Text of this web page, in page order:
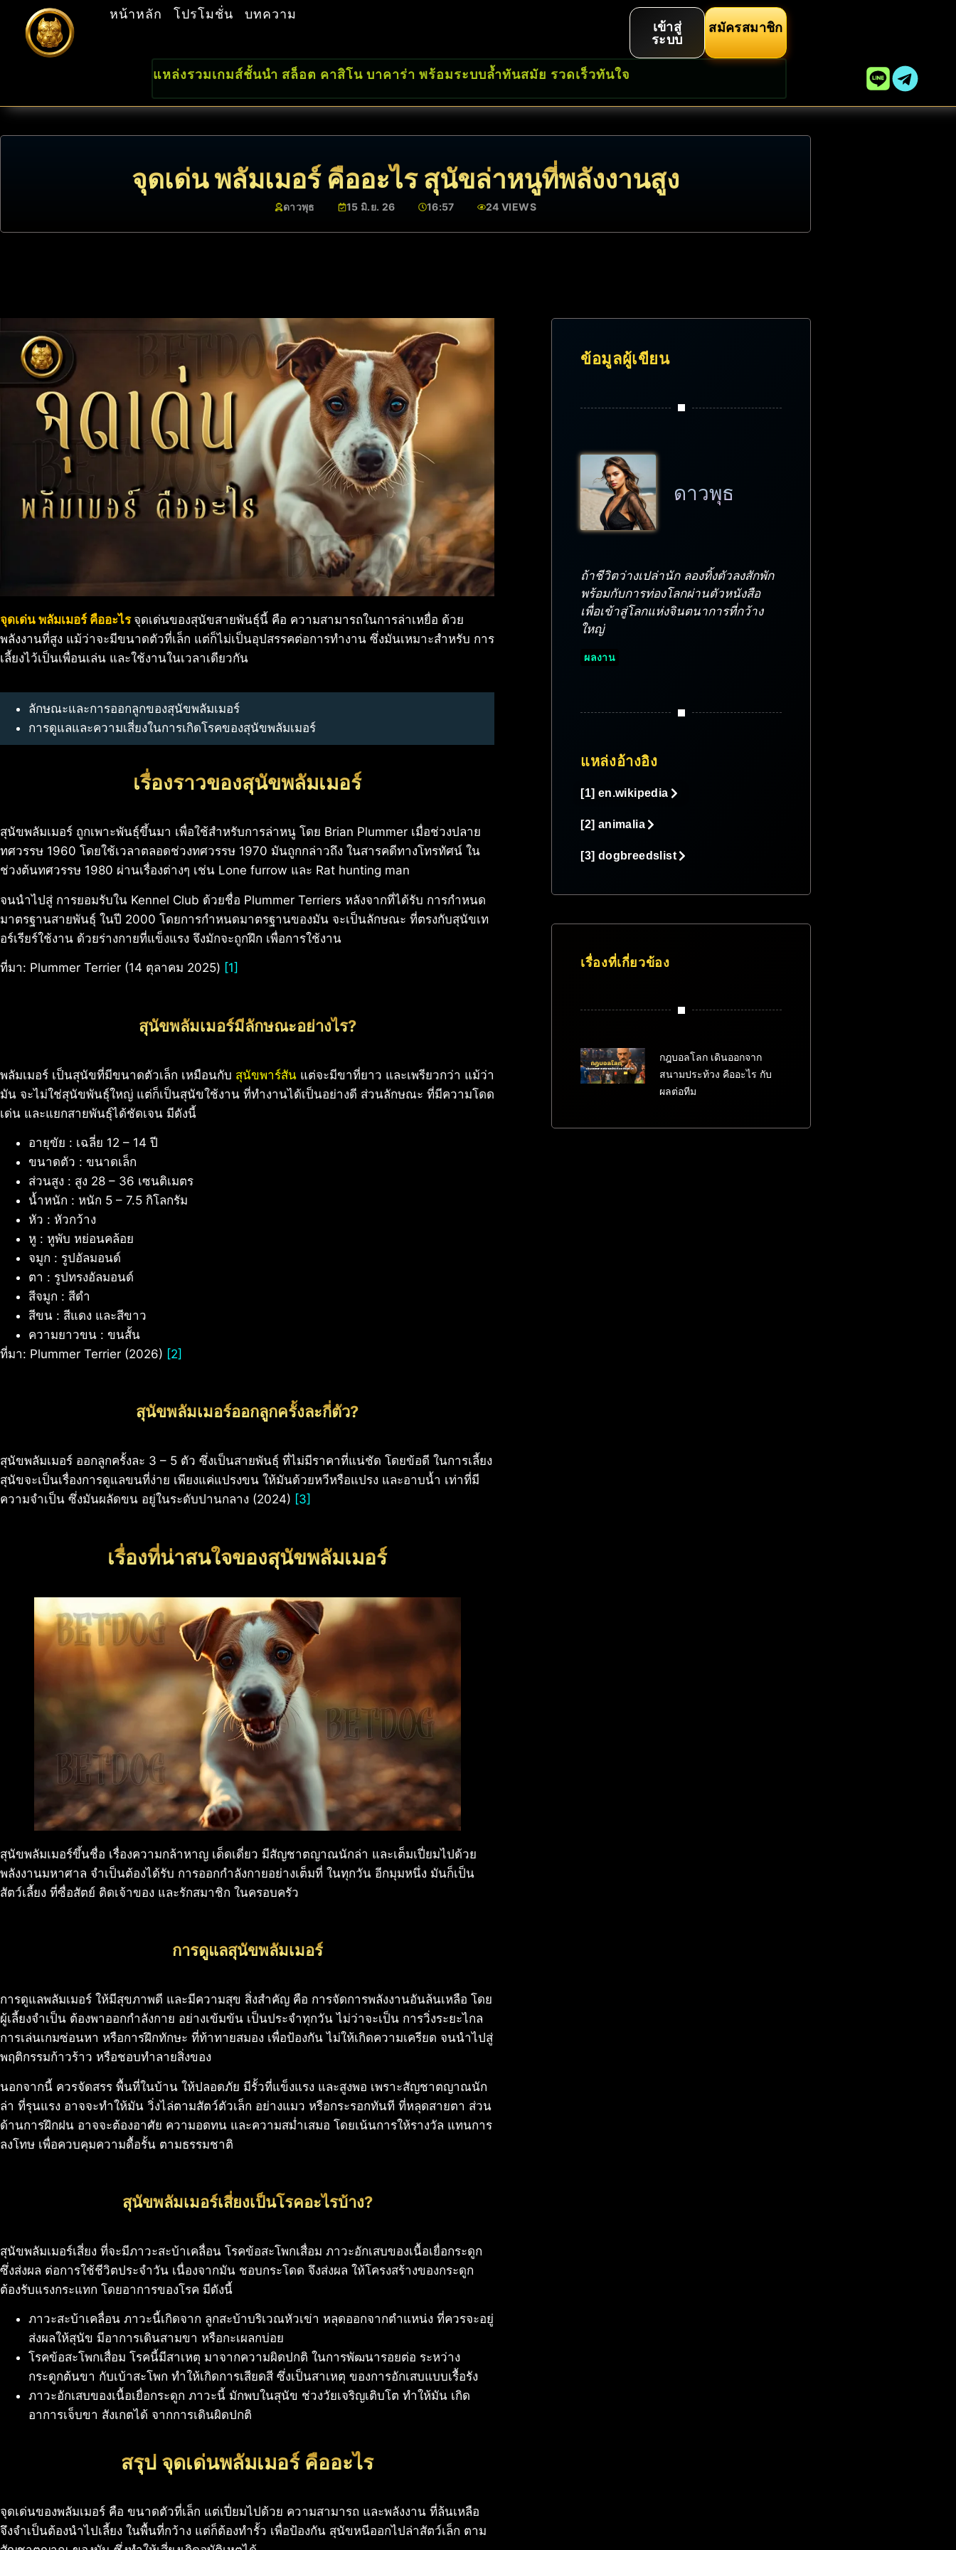
หน้าหลัก โปรโมชั่น บทความ
เข้าสู่
ระบบ
สมัครสมาชิก
แหล่งรวมเกมส์ชั้นนำ สล็อต คาสิโน บาคาร่า พร้อมระบบล้ำทันสมัย รวดเร็วทันใจ
จุดเด่น พลัมเมอร์ คืออะไร สุนัขล่าหนูที่พลังงานสูง
ดาวพุธ 15 มิ.ย. 26 16:57 24 VIEWS
จุดเด่น พลัมเมอร์ คืออะไร จุดเด่นของสุนัขสายพันธุ์นี้ คือ ความสามารถในการล่าเหยื่อ ด้วย
พลังงานที่สูง แม้ว่าจะมีขนาดตัวที่เล็ก แต่ก็ไม่เป็นอุปสรรคต่อการทำงาน ซึ่งมันเหมาะสำหรับ การ
เลี้ยงไว้เป็นเพื่อนเล่น และใช้งานในเวลาเดียวกัน
ลักษณะและการออกลูกของสุนัขพลัมเมอร์
การดูแลและความเสี่ยงในการเกิดโรคของสุนัขพลัมเมอร์
เรื่องราวของสุนัขพลัมเมอร์
สุนัขพลัมเมอร์ ถูกเพาะพันธุ์ขึ้นมา เพื่อใช้สำหรับการล่าหนู โดย Brian Plummer เมื่อช่วงปลาย
ทศวรรษ 1960 โดยใช้เวลาตลอดช่วงทศวรรษ 1970 มันถูกกล่าวถึง ในสารคดีทางโทรทัศน์ ใน
ช่วงต้นทศวรรษ 1980 ผ่านเรื่องต่างๆ เช่น Lone furrow และ Rat hunting man
จนนำไปสู่ การยอมรับใน Kennel Club ด้วยชื่อ Plummer Terriers หลังจากที่ได้รับ การกำหนด
มาตรฐานสายพันธุ์ ในปี 2000 โดยการกำหนดมาตรฐานของมัน จะเป็นลักษณะ ที่ตรงกับสุนัขเท
อร์เรียร์ใช้งาน ด้วยร่างกายที่แข็งแรง จึงมักจะถูกฝึก เพื่อการใช้งาน
ที่มา: Plummer Terrier (14 ตุลาคม 2025) [1]
สุนัขพลัมเมอร์มีลักษณะอย่างไร?
พลัมเมอร์ เป็นสุนัขที่มีขนาดตัวเล็ก เหมือนกับ สุนัขพาร์สัน แต่จะมีขาที่ยาว และเพรียวกว่า แม้ว่า
มัน จะไม่ใช่สุนัขพันธุ์ใหญ่ แต่ก็เป็นสุนัขใช้งาน ที่ทำงานได้เป็นอย่างดี ส่วนลักษณะ ที่มีความโดด
เด่น และแยกสายพันธุ์ได้ชัดเจน มีดังนี้
อายุขัย : เฉลี่ย 12 – 14 ปี
ขนาดตัว : ขนาดเล็ก
ส่วนสูง : สูง 28 – 36 เซนติเมตร
น้ำหนัก : หนัก 5 – 7.5 กิโลกรัม
หัว : หัวกว้าง
หู : หูพับ หย่อนคล้อย
จมูก : รูปอัลมอนด์
ตา : รูปทรงอัลมอนด์
สีจมูก : สีดำ
สีขน : สีแดง และสีขาว
ความยาวขน : ขนสั้น
ที่มา: Plummer Terrier (2026) [2]
สุนัขพลัมเมอร์ออกลูกครั้งละกี่ตัว?
สุนัขพลัมเมอร์ ออกลูกครั้งละ 3 – 5 ตัว ซึ่งเป็นสายพันธุ์ ที่ไม่มีราคาที่แน่ชัด โดยข้อดี ในการเลี้ยง
สุนัขจะเป็นเรื่องการดูแลขนที่ง่าย เพียงแค่แปรงขน ให้มันด้วยหวีหรือแปรง และอาบน้ำ เท่าที่มี
ความจำเป็น ซึ่งมันผลัดขน อยู่ในระดับปานกลาง (2024) [3]
เรื่องที่น่าสนใจของสุนัขพลัมเมอร์
สุนัขพลัมเมอร์ขึ้นชื่อ เรื่องความกล้าหาญ เด็ดเดี่ยว มีสัญชาตญาณนักล่า และเต็มเปี่ยมไปด้วย
พลังงานมหาศาล จำเป็นต้องได้รับ การออกกำลังกายอย่างเต็มที่ ในทุกวัน อีกมุมหนึ่ง มันก็เป็น
สัตว์เลี้ยง ที่ซื่อสัตย์ ติดเจ้าของ และรักสมาชิก ในครอบครัว
การดูแลสุนัขพลัมเมอร์
การดูแลพลัมเมอร์ ให้มีสุขภาพดี และมีความสุข สิ่งสำคัญ คือ การจัดการพลังงานอันล้นเหลือ โดย
ผู้เลี้ยงจำเป็น ต้องพาออกกำลังกาย อย่างเข้มข้น เป็นประจำทุกวัน ไม่ว่าจะเป็น การวิ่งระยะไกล
การเล่นเกมซ่อนหา หรือการฝึกทักษะ ที่ท้าทายสมอง เพื่อป้องกัน ไม่ให้เกิดความเครียด จนนำไปสู่
พฤติกรรมก้าวร้าว หรือชอบทำลายสิ่งของ
นอกจากนี้ ควรจัดสรร พื้นที่ในบ้าน ให้ปลอดภัย มีรั้วที่แข็งแรง และสูงพอ เพราะสัญชาตญาณนัก
ล่า ที่รุนแรง อาจจะทำให้มัน วิ่งไล่ตามสัตว์ตัวเล็ก อย่างแมว หรือกระรอกทันที ที่หลุดสายตา ส่วน
ด้านการฝึกฝน อาจจะต้องอาศัย ความอดทน และความสม่ำเสมอ โดยเน้นการให้รางวัล แทนการ
ลงโทษ เพื่อควบคุมความดื้อรั้น ตามธรรมชาติ
สุนัขพลัมเมอร์เสี่ยงเป็นโรคอะไรบ้าง?
สุนัขพลัมเมอร์เสี่ยง ที่จะมีภาวะสะบ้าเคลื่อน โรคข้อสะโพกเสื่อม ภาวะอักเสบของเนื้อเยื่อกระดูก
ซึ่งส่งผล ต่อการใช้ชีวิตประจำวัน เนื่องจากมัน ชอบกระโดด จึงส่งผล ให้โครงสร้างของกระดูก
ต้องรับแรงกระแทก โดยอาการของโรค มีดังนี้
ภาวะสะบ้าเคลื่อน ภาวะนี้เกิดจาก ลูกสะบ้าบริเวณหัวเข่า หลุดออกจากตำแหน่ง ที่ควรจะอยู่
ส่งผลให้สุนัข มีอาการเดินสามขา หรือกะเผลกบ่อย
โรคข้อสะโพกเสื่อม โรคนี้มีสาเหตุ มาจากความผิดปกติ ในการพัฒนารอยต่อ ระหว่าง
กระดูกต้นขา กับเบ้าสะโพก ทำให้เกิดการเสียดสี ซึ่งเป็นสาเหตุ ของการอักเสบแบบเรื้อรัง
ภาวะอักเสบของเนื้อเยื่อกระดูก ภาวะนี้ มักพบในสุนัข ช่วงวัยเจริญเติบโต ทำให้มัน เกิด
อาการเจ็บขา สังเกตได้ จากการเดินผิดปกติ
สรุป จุดเด่นพลัมเมอร์ คืออะไร
จุดเด่นของพลัมเมอร์ คือ ขนาดตัวที่เล็ก แต่เปี่ยมไปด้วย ความสามารถ และพลังงาน ที่ล้นเหลือ
จึงจำเป็นต้องนำไปเลี้ยง ในพื้นที่กว้าง แต่ก็ต้องทำรั้ว เพื่อป้องกัน สุนัขหนีออกไปล่าสัตว์เล็ก ตาม
ข้อมูลผู้เขียน
ดาวพุธ
ถ้าชีวิตว่างเปล่านัก ลองทิ้งตัวลงสักพัก
พร้อมกับการท่องโลกผ่านตัวหนังสือ
เพื่อเข้าสู่โลกแห่งจินตนาการที่กว้าง
ใหญ่
ผลงาน
แหล่งอ้างอิง
[1] en.wikipedia
[2] animalia
[3] dogbreedslist
เรื่องที่เกี่ยวข้อง
กฎบอลโลก เดินออกจาก
สนามประท้วง คืออะไร กับ
ผลต่อทีม